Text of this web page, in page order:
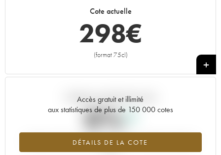
1997
1990 1989 1988
Cote actuelle
298€
(format 75cl)
+
Accès gratuit et illimité
aux statistiques de plus de 150 000 cotes
DÉTAILS DE LA COTE
Tendance actuelle de la cote
0%
Tendance à la hausse du millésime 1959 en 2026 par rapport à